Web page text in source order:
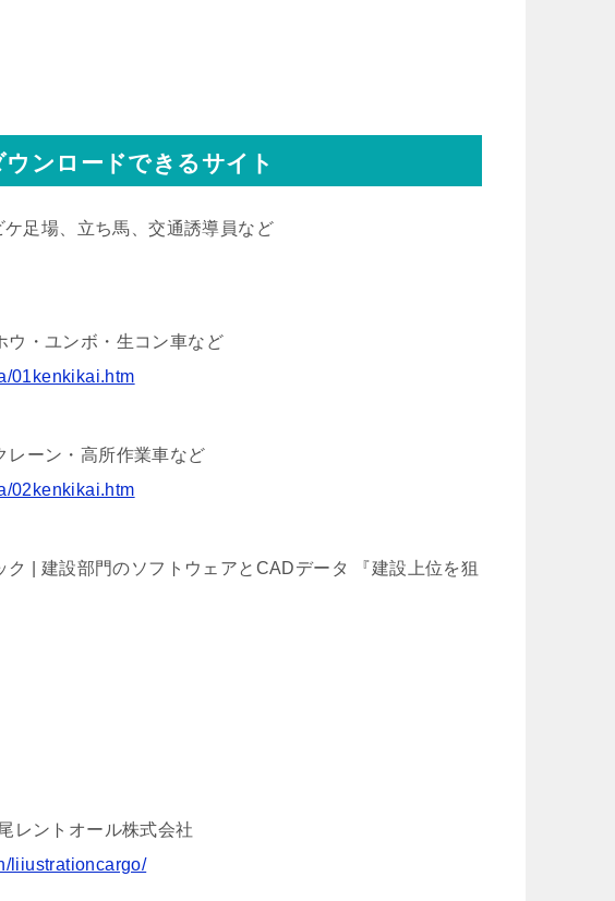
ンロードできるサイト
足場、立ち馬、交通誘導員など
ウ・ユンボ・生コン車など
01kenkikai.htm
レーン・高所作業車など
02kenkikai.htm
| 建設部門のソフトウェアとCADデータ 『建設上位を狙
レントオール株式会社
liiustrationcargo/